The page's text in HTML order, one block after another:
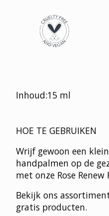
Inhoud:15 ml
HOE TE GEBRUIKEN
Wrijf gewoon een
handpalmen op de
met onze Rose
Bekijk ons
gratis producten.